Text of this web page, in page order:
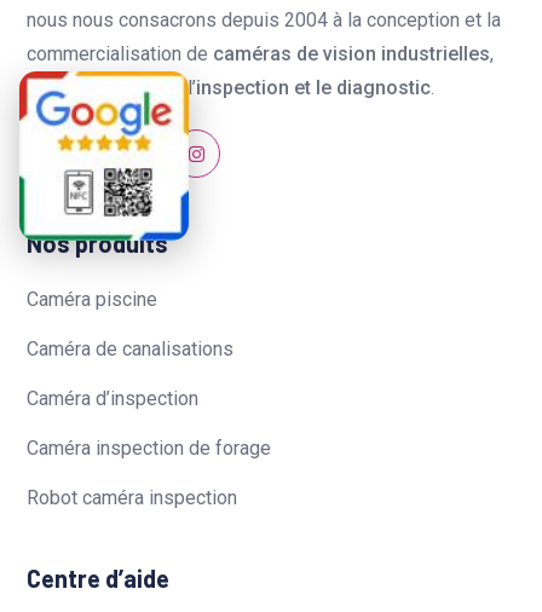
nous nous consacrons depuis 2004 à la conception et la
commercialisation de caméras de vision industrielles,
spécialisées dans l’inspection et le diagnostic.
Nos produits
Caméra piscine
Caméra de canalisations
Caméra d’inspection
Caméra inspection de forage
Robot caméra inspection
Centre d’aide